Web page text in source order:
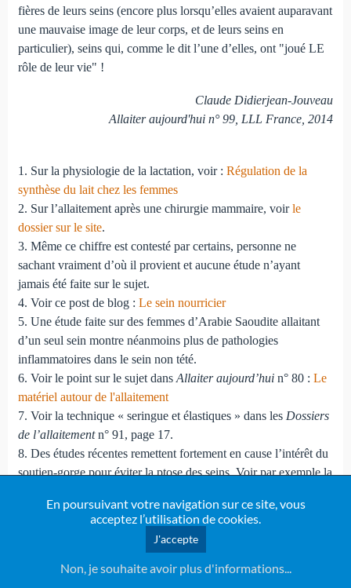
En poursuivant votre navigation sur ce site, vous
acceptez l’utilisation de cookies.
J'accepte
Non, je souhaite avoir plus d'informations...
fières de leurs seins (encore plus lorsqu’elles avaient auparavant
une mauvaise image de leur corps, et de leurs seins en
particulier), seins qui, comme le dit l’une d’elles, ont "joué LE
rôle de leur vie" !
Claude Didierjean-Jouveau
Allaiter aujourd'hui n° 99, LLL France, 2014
1. Sur la physiologie de la lactation, voir : Régulation de la
synthèse du lait chez les femmes
2. Sur l’allaitement après une chirurgie mammaire, voirle
dossier sur le site.
3. Même ce chiffre est contesté par certains, personne ne
sachant vraiment d’où il provient et aucune étude n’ayant
jamais été faite sur le sujet.
4. Voir ce post de blog : Le sein nourricier
5. Une étude faite sur des femmes d’Arabie Saoudite allaitant
d’un seul sein montre néanmoins plus de pathologies
inflammatoires dans le sein non tété.
6. Voir le point sur le sujet dans Allaiter aujourd’huin° 80 : Le
matériel autour de l'allaitement
7. Voir la technique « seringue et élastiques » dans les Dossiers
de l’allaitementn° 91, page 17.
8. Des études récentes remettent fortement en cause l’intérêt du
soutien-gorge pour éviter la ptose des seins. Voir par exemple la
du soutien-gorge : étude préliminaire longitudinale sur 33
sportives volontaires
(2003).
9. Pour plus de détails, voir l'article des
l'allaitementsurles pathologies mammaires pendant la